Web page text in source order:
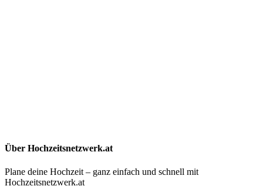
Über Hochzeitsnetzwerk.at
Plane deine Hochzeit – ganz einfach und schnell mit
Hochzeitsnetzwerk.at